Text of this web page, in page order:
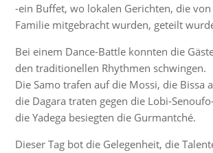
-ein Buffet, wo lokalen Gerichten, die
Familie mitgebracht wurden, geteilt
Bei einem Dance-Battle konnten die
den traditionellen Rhythmen schwingen.
Die Samo trafen auf die Mossi, die Bissa
die Dagara traten gegen die Lobi-
die Yadega besiegten die Gurmantché.
Dieser Tag bot die Gelegenheit, die